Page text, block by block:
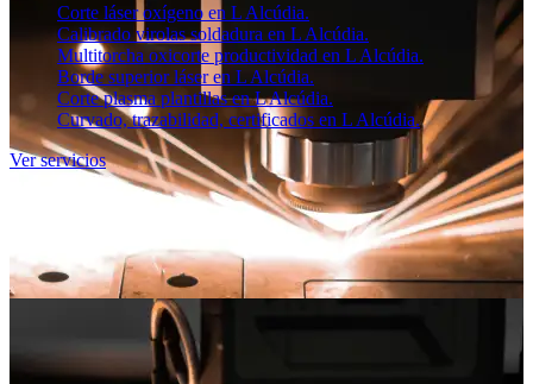
Corte láser oxígeno en L Alcúdia.
Calibrado virolas soldadura en L Alcúdia.
Multitorcha oxicorte productividad en L Alcúdia.
Borde superior láser en L Alcúdia.
Corte plasma plantillas en L Alcúdia.
Curvado, trazabilidad, certificados en L Alcúdia.
Ver servicios